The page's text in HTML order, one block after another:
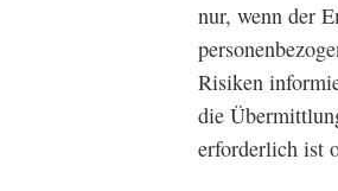
nur, wenn der
Risiken
die
erforderlich ist